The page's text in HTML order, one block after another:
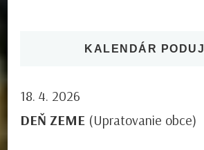
KALENDÁR
18. 4. 2026
DEŇ ZEME (Upratovanie obce)